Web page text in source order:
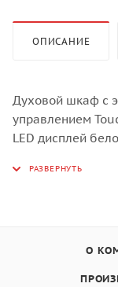
ОПИСАНИЕ
Духовой шкаф с
управлением
LED дисплей
6 режимов
Автоматическое
О